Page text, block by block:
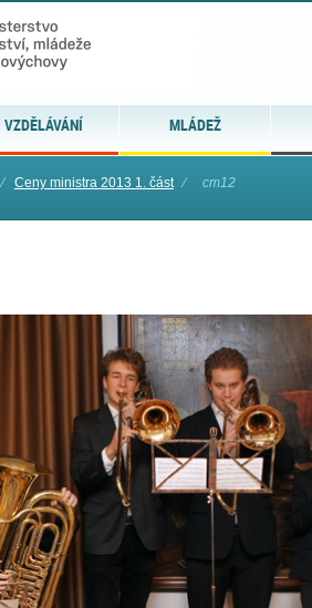
VZDĚLÁVÁNÍ MLÁDEŽ
⁄ Ceny ministra 2013 1. část ⁄ cm12